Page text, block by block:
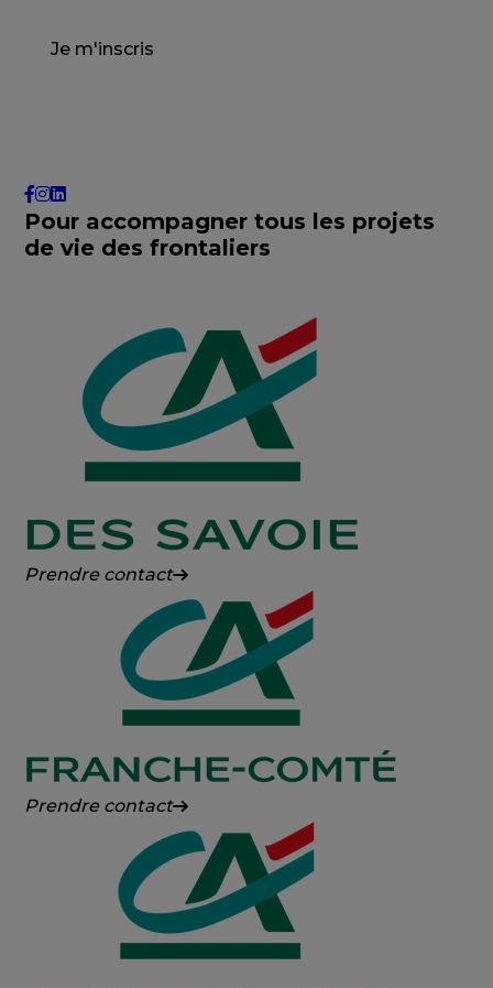
Je m'inscris
Pour accompagner tous les projets
de vie des frontaliers
Crédit
Prendre contact
Crédit
Prendre contact